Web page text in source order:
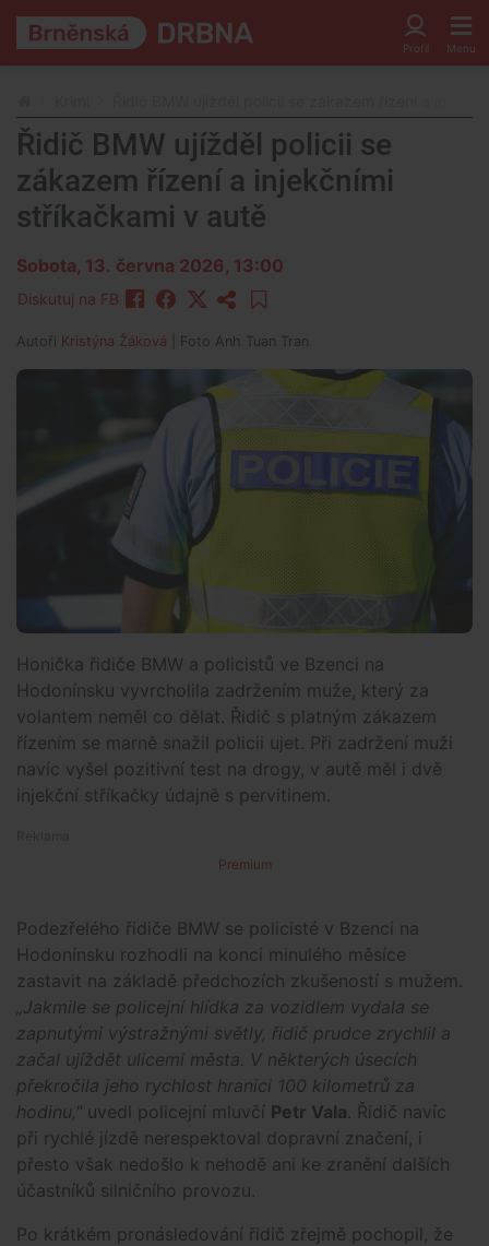
Řidič BMW ujížděl policii se
zákazem řízení a injekčními
stříkačkami v autě
Sobota, 13. června 2026, 13:00
Diskutuj na FB
Autoři Kristýna Žáková | Foto Anh Tuan Tran
Honička řidiče BMW a policistů ve Bzenci na
Hodonínsku vyvrcholila zadržením muže, který za
volantem neměl co dělat. Řidič s platným zákazem
řízením se marně snažil policii ujet. Při zadržení muži
navíc vyšel pozitivní test na drogy, v autě měl i dvě
injekční stříkačky údajně s pervitinem.
Premium
Podezřelého řidiče BMW se policisté v Bzenci na
Hodonínsku rozhodli na konci minulého měsíce
zastavit na základě předchozích zkušeností s mužem.
„Jakmile se policejní hlídka za vozidlem vydala se
zapnutými výstražnými světly, řidič prudce zrychlil a
začal ujíždět ulicemi města. V některých úsecích
překročila jeho rychlost hranici 100 kilometrů za
hodinu," uvedl policejní mluvčí Petr Vala. Řidič navíc
při rychlé jízdě nerespektoval dopravní značení, i
přesto však nedošlo k nehodě ani ke zranění dalších
účastníků silničního provozu.
Po krátkém pronásledování řidič zřejmě pochopil, že